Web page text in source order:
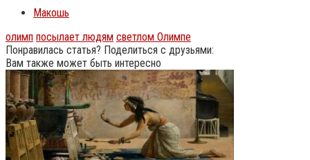
Макошь
олимп посылает людям светлом Олимпе
Понравилась статья? Поделиться с друзьями:
Вам также может быть интересно